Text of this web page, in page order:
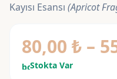
Kayısı Esansı (Apricot
80,00 ₺ –
boltStokta Var